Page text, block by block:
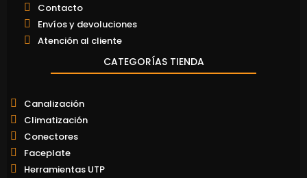
Contacto
Envíos y devoluciones
Atención al cliente
CATEGORÍAS TIENDA
Canalización
Climatización
Conectores
Faceplate
Herramientas UTP